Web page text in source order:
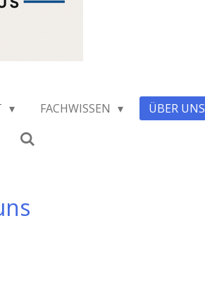
FACHWISSEN ÜBER UNS